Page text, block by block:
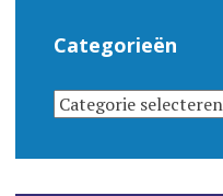
Categorieën
CATEGORIEËN